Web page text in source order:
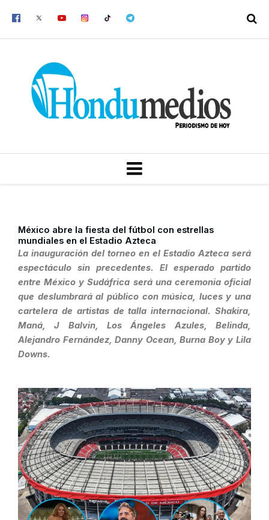
MENU
México abre la fiesta del fútbol con estrellas
mundiales en el Estadio Azteca
La inauguración del torneo en el Estadio Azteca será
espectáculo sin precedentes. El esperado partido
entre México y Sudáfrica será una ceremonia oficial
que deslumbrará al público con música, luces y una
cartelera de artistas de talla internacional. Shakira,
Maná, J Balvin, Los Ángeles Azules, Belinda,
Alejandro Fernández, Danny Ocean, Burna Boy y Lila
Downs.